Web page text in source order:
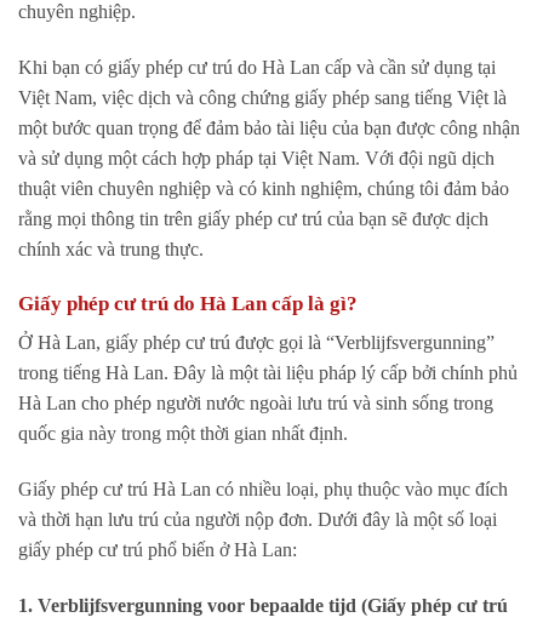
chuyên nghiệp.
Khi bạn có giấy phép cư trú do Hà Lan cấp và cần sử dụng tại
Việt Nam, việc dịch và công chứng giấy phép sang tiếng Việt là
một bước quan trọng để đảm bảo tài liệu của bạn được công nhận
và sử dụng một cách hợp pháp tại Việt Nam. Với đội ngũ dịch
thuật viên chuyên nghiệp và có kinh nghiệm, chúng tôi đảm bảo
rằng mọi thông tin trên giấy phép cư trú của bạn sẽ được dịch
chính xác và trung thực.
Giấy phép cư trú do Hà Lan cấp là gì?
Ở Hà Lan, giấy phép cư trú được gọi là “Verblijfsvergunning”
trong tiếng Hà Lan. Đây là một tài liệu pháp lý cấp bởi chính phủ
Hà Lan cho phép người nước ngoài lưu trú và sinh sống trong
quốc gia này trong một thời gian nhất định.
Giấy phép cư trú Hà Lan có nhiều loại, phụ thuộc vào mục đích
và thời hạn lưu trú của người nộp đơn. Dưới đây là một số loại
giấy phép cư trú phổ biến ở Hà Lan:
1. Verblijfsvergunning voor bepaalde tijd (Giấy phép cư trú